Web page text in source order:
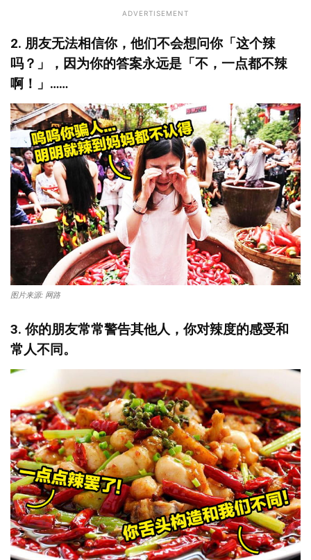
ADVERTISEMENT
2. 朋友无法相信你，他们不会想问你「这个辣
吗？」，因为你的答案永远是「不，一点都不辣
啊！」 ……
图片来源: 网路
3. 你的朋友常常警告其他人，你对辣度的感受和
常人不同。